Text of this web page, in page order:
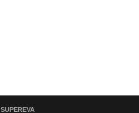
SUPEREVA